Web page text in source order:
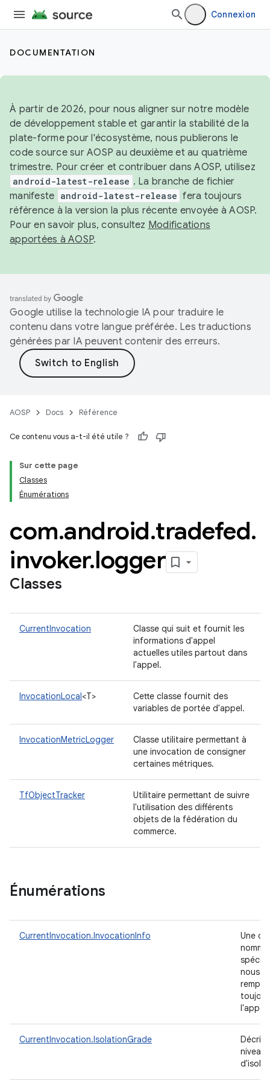
Connexion
DOCUMENTATION
À partir de 2026, pour nous aligner sur notre modèle
de développement stable et garantir la stabilité de la
plate-forme pour l'écosystème, nous publierons le
code source sur AOSP au deuxième et au quatrième
trimestre. Pour créer et contribuer dans AOSP, utilisez
android-latest-release . La branche de fichier
manifeste android-latest-release fera toujours
référence à la version la plus récente envoyée à AOSP.
Pour en savoir plus, consultez Modifications
apportées à AOSP.
Google utilise la technologie IA pour traduire le
contenu dans votre langue préférée. Les traductions
générées par IA peuvent contenir des erreurs.
AOSP Docs Référence
Ce contenu vous a-t-il été utile ?
Sur cette page
Classes
Énumérations
com.android.tradefed.
invoker.logger
Classes
CurrentInvocation
Classe qui suit et fournit les
informations d'appel
actuelles utiles partout dans
l'appel.
InvocationLocal<T>
Cette classe fournit des
variables de portée d'appel.
InvocationMetricLogger
Classe utilitaire permettant à
une invocation de consigner
certaines métriques.
TfObjectTracker
Utilitaire permettant de suivre
l'utilisation des différents
objets de la fédération du
commerce.
Énumérations
CurrentInvocation.InvocationInfo
Une clé
nous
CurrentInvocation.IsolationGrade
Décrit
niveau